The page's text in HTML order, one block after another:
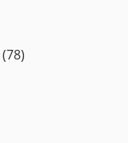
(78)